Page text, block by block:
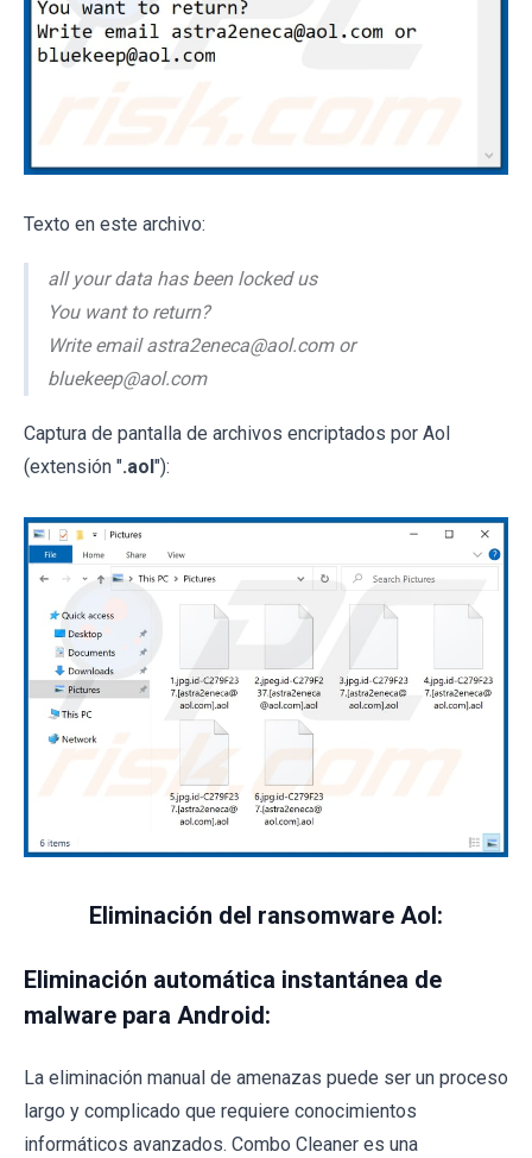
Texto en este archivo:
all your data has been locked us
You want to return?
Write email astra2eneca@aol.com or
bluekeep@aol.com
Captura de pantalla de archivos encriptados por Aol
(extensión ".aol "):
Eliminación del ransomware Aol:
Eliminación automática instantánea de
malware para Android:
La eliminación manual de amenazas puede ser un proceso
largo y complicado que requiere conocimientos
informáticos avanzados. Combo Cleaner es una